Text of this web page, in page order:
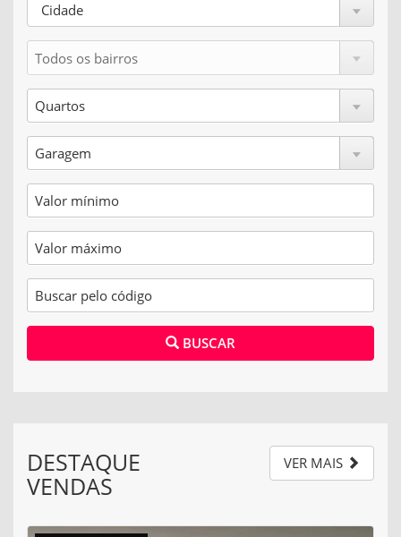
Cidade
BUSCAR
DESTAQUE
VENDAS
VER MAIS